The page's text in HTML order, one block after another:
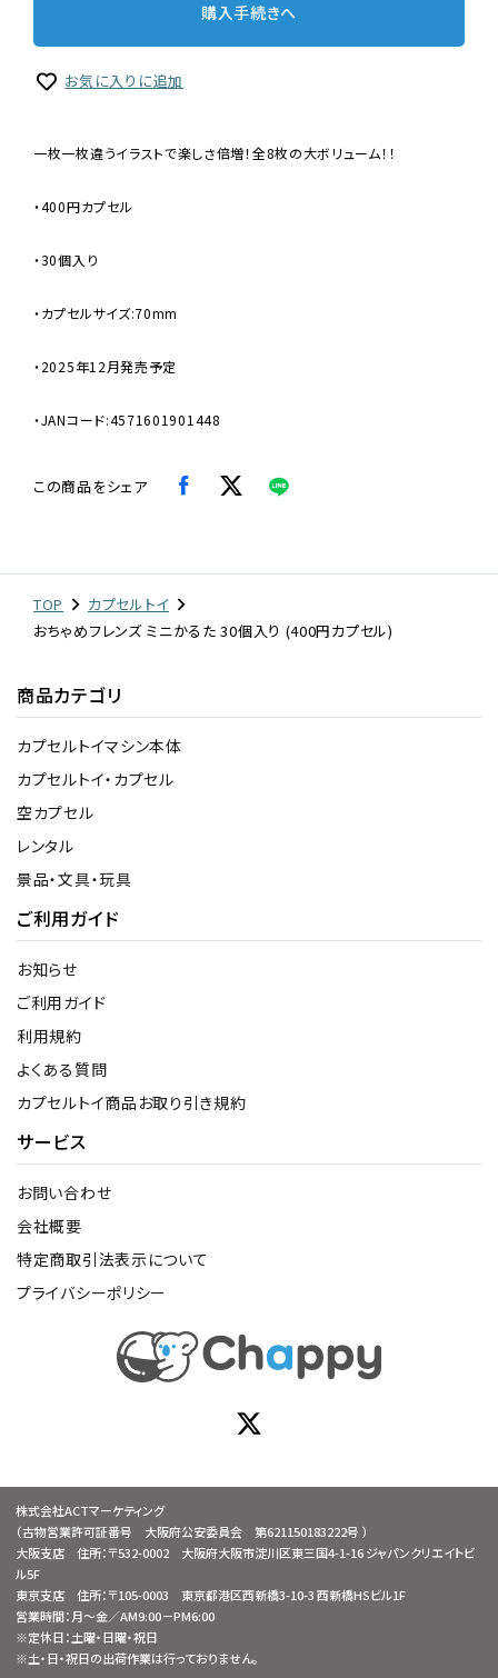
購入手続きへ
お気に入りに追加
一枚一枚違うイラストで楽しさ倍増！全8枚の大ボリューム！！
・400円カプセル
・30個入り
・カプセルサイズ:70mm
・2025年12月発売予定
・JANコード:4571601901448
この商品をシェア
TOP
カプセルトイ
おちゃめフレンズ ミニかるた 30個入り (400円カプセル)
商品カテゴリ
カプセルトイマシン本体
カプセルトイ・カプセル
空カプセル
レンタル
景品・文具・玩具
ご利用ガイド
お知らせ
ご利用ガイド
利用規約
よくある質問
カプセルトイ商品お取り引き規約
サービス
お問い合わせ
会社概要
特定商取引法表示について
プライバシーポリシー
株式会社ACTマーケティング
（古物営業許可証番号 大阪府公安委員会 第621150183222号 ）
大阪支店 住所：〒532-0002 大阪府大阪市淀川区東三国4-1-16 ジャパンクリエイトビ
ル5F
東京支店 住所：〒105-0003 東京都港区西新橋3-10-3 西新橋HSビル1F
営業時間：月～金／AM9:00－PM6:00
※定休日：土曜・日曜・祝日
※土・日・祝日の出荷作業は行っておりません。